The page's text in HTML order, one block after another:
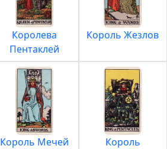
Королева
Пентаклей
Король Жезлов
Король Мечей
Король